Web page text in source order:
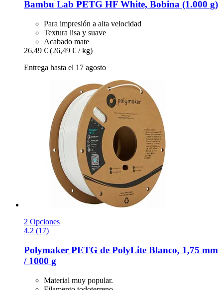
Bambu Lab PETG HF White, Bobina (1.000 g)
Para impresión a alta velocidad
Textura lisa y suave
Acabado mate
26,49 € (26,49 € / kg)
Entrega hasta el 17 agosto
2 Opciones
4.2 (17)
Polymaker PETG de PolyLite Blanco, 1,75 mm
/ 1000 g
Material muy popular.